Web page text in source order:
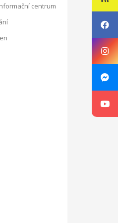
a lidmi z
projektu je
RC
centrum